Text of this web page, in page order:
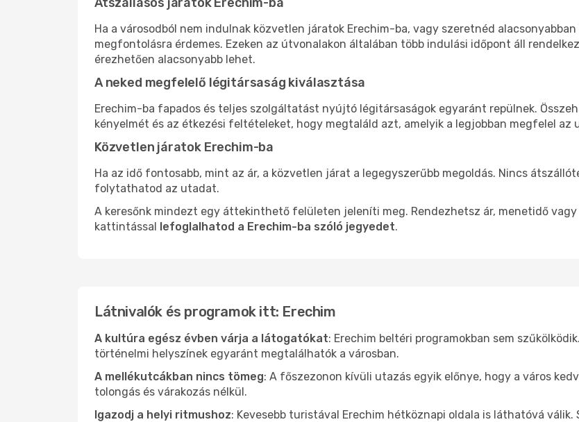
Ha a városodból nem indulnak közvetlen járatok Erechim-ba, vagy szeretnéd
megfontolásra érdemes. Ezeken az útvonalakon általában több indulási időpont áll
érezhetően alacsonyabb lehet.
A neked megfelelő légitársaság kiválasztása
Erechim-ba fapados és teljes szolgáltatást nyújtó légitársaságok egyaránt repülnek.
kényelmét és az étkezési feltételeket, hogy megtaláld azt, amelyik a legjobban megfelel az
Közvetlen járatok Erechim-ba
Ha az idő fontosabb, mint az ár, a közvetlen járat a legegyszerűbb megoldás. Nincs
folytathatod az utadat.
A keresőnk mindezt egy áttekinthető felületen jeleníti meg. Rendezhetsz ár, menetidő
kattintással lefoglalhatod a Erechim-ba szóló jegyedet.
Látnivalók és programok itt: Erechim
A kultúra egész évben várja a látogatókat: Erechim beltéri programokban sem
történelmi helyszínek egyaránt megtalálhatók a városban.
A mellékutcákban nincs tömeg: A főszezonon kívüli utazás egyik előnye, hogy a város
tolongás és várakozás nélkül.
Igazodj a helyi ritmushoz: Kevesebb turistával Erechim hétköznapi oldala is láthatóvá